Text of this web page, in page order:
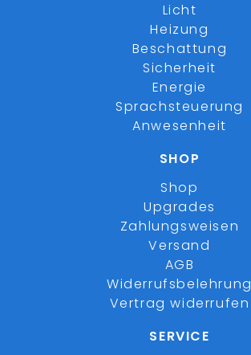
Licht
Heizung
Beschattung
Sicherheit
Energie
Sprachsteuerung
Anwesenheit
SHOP
Shop
Upgrades
Zahlungsweisen
Versand
AGB
Widerrufsbelehrung
Vertrag widerrufen
SERVICE